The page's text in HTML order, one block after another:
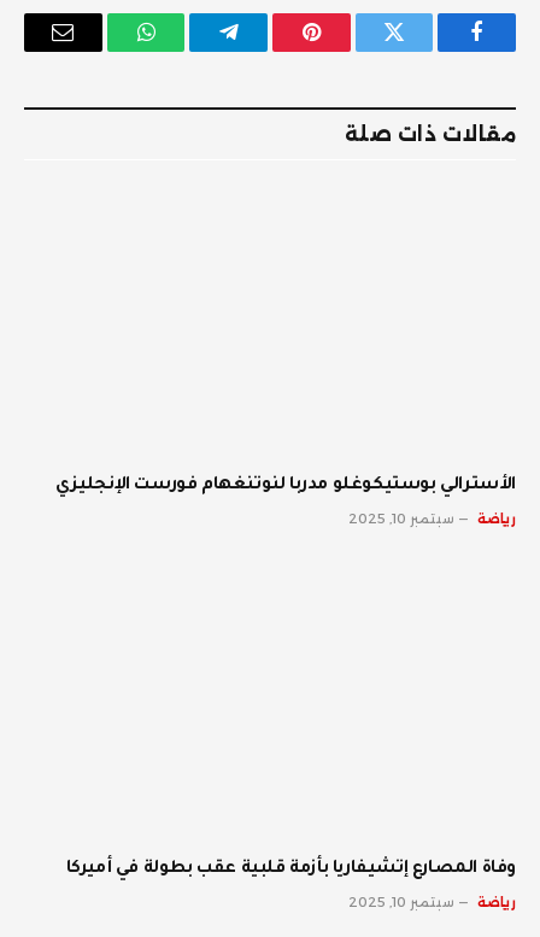
فيسبوك تويتر بينتيريستتيلقرام واتساب
البريد
مقالات ذات صلة
الأسترالي بوستيكوغلو مدربا لنوتنغهام فورست الإنجليزي
رياضة سبتمبر 10, 2025
وفاة المصارع إتشيفاريا بأزمة قلبية عقب بطولة في أميركا
رياضة سبتمبر 10, 2025